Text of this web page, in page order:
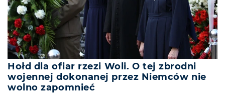
Hołd dla ofiar rzezi Woli. O tej zbrodni
wojennej dokonanej przez Niemców nie
wolno zapomnieć